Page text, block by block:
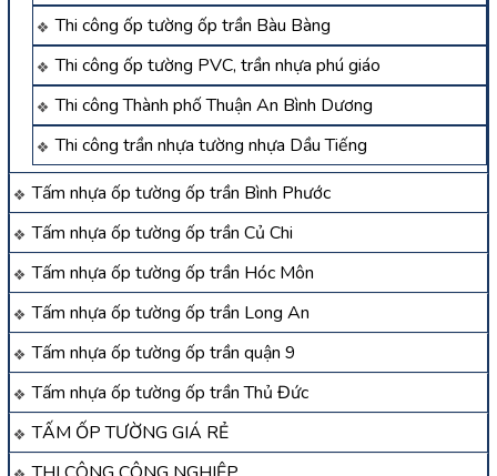
Thi công ốp tường ốp trần Bàu Bàng
Thi công ốp tường PVC, trần nhựa phú giáo
Thi công Thành phố Thuận An Bình Dương
Thi công trần nhựa tường nhựa Dầu Tiếng
Tấm nhựa ốp tường ốp trần Bình Phước
Tấm nhựa ốp tường ốp trần Củ Chi
Tấm nhựa ốp tường ốp trần Hóc Môn
Tấm nhựa ốp tường ốp trần Long An
Tấm nhựa ốp tường ốp trần quận 9
Tấm nhựa ốp tường ốp trần Thủ Đức
TẤM ỐP TƯỜNG GIÁ RẺ